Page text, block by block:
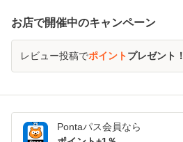
お店で開催中のキャンペーン
レビュー投稿でポイントプレゼント！
Pontaパス会員なら